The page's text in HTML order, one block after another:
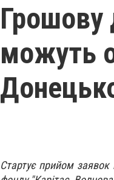
Грошову
можуть
Стартує прийом заявок